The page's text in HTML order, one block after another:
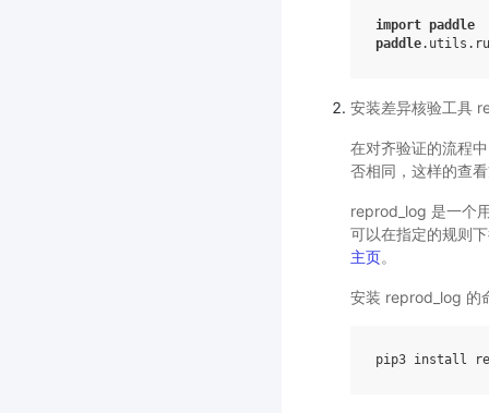
import paddle
paddle. utils .
安装差异核验工具
在对齐验证的流程
否相同，这样的查
reprod_log 是一个
可以在指定的规则
主页。
安装 reprod_log 的